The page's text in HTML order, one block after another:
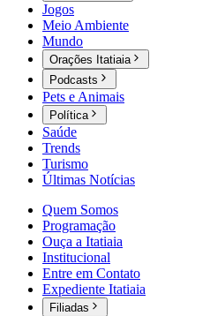
Jogos
Meio Ambiente
Mundo
Orações Itatiaia
Podcasts
Pets e Animais
Política
Saúde
Trends
Turismo
Últimas Notícias
Quem Somos
Programação
Ouça a Itatiaia
Institucional
Entre em Contato
Expediente Itatiaia
Filiadas